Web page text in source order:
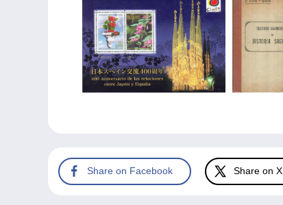
Share on Facebook Share on X